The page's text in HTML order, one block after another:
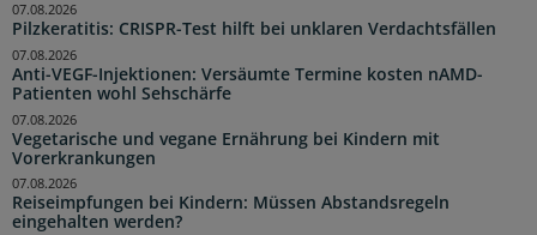
Pilzkeratitis: CRISPR-Test hilft bei unklaren Verdachtsfällen
07.08.2026
Anti-VEGF-Injektionen: Versäumte Termine kosten nAMD-
Patienten wohl Sehschärfe
07.08.2026
Vegetarische und vegane Ernährung bei Kindern mit
Vorerkrankungen
07.08.2026
Reiseimpfungen bei Kindern: Müssen Abstandsregeln
eingehalten werden?
07.08.2026